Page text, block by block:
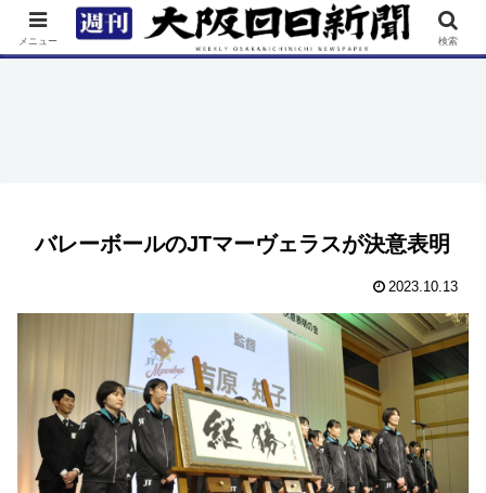
TOP 特集 ニュース 連載 街ネタ イベント
バレーボールのJTマーヴェラスが決意表明
2023.10.13
メニュー 検索